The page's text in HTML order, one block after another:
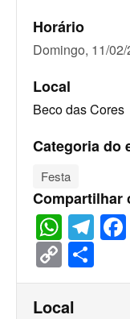
Horário
Domingo, 11/
Local
Beco das Cores
Categoria do
Festa
Compartilhar
Copy
Link
Local